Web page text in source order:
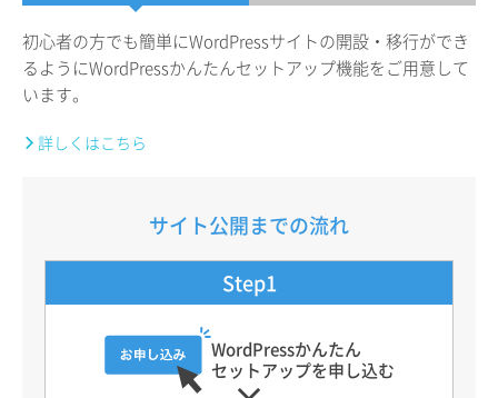
初心者の方でも簡単にWordPressサイトの開設・移行ができ
るようにWordPressかんたんセットアップ機能をご用意して
います。
詳しくはこちら
サイト公開までの流れ
Step1
WordPressかんたん
セットアップを申し込む